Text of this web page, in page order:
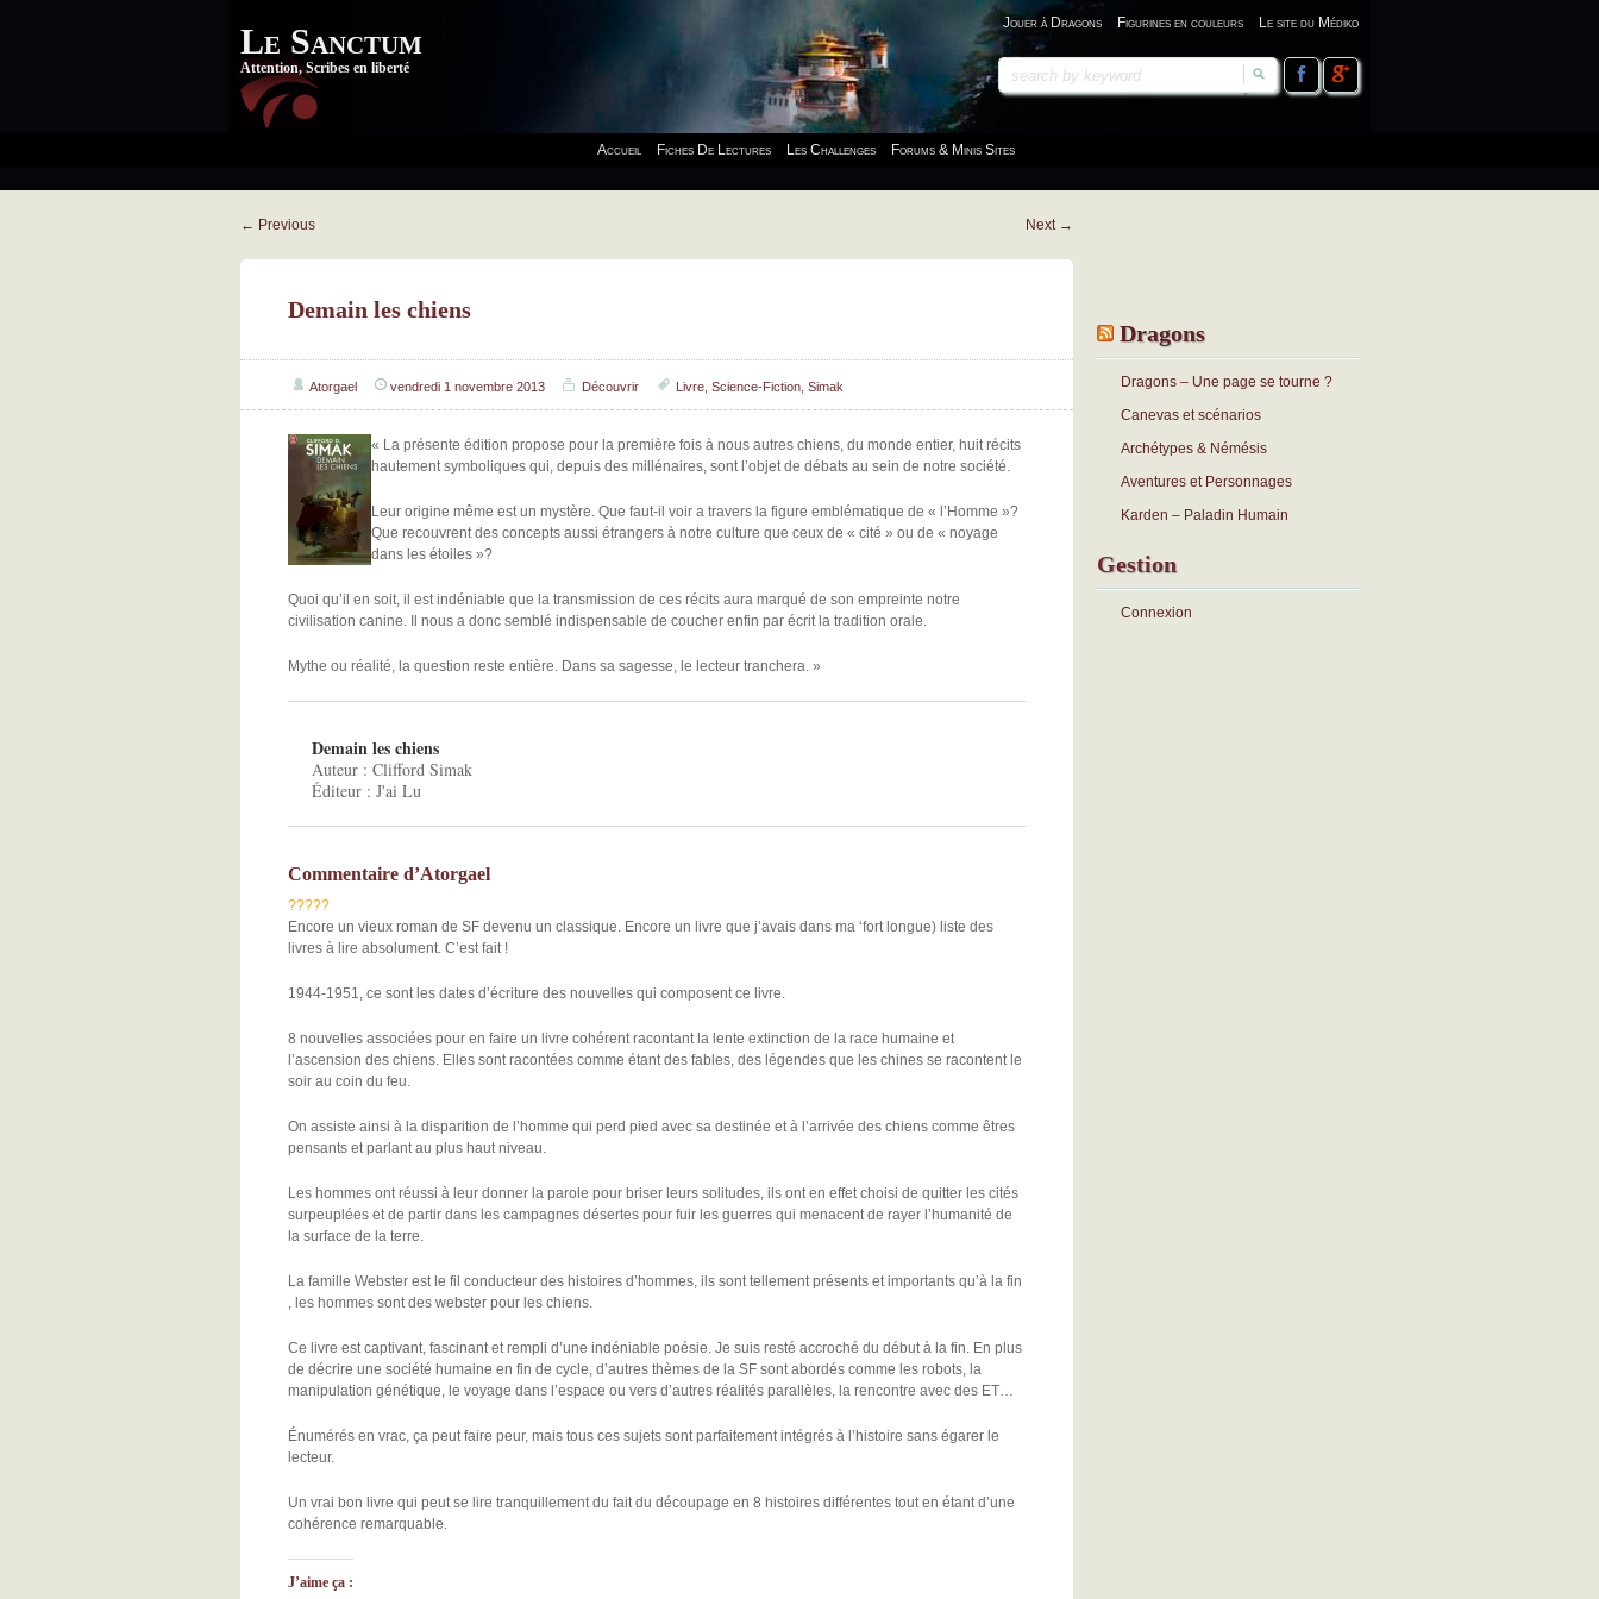
Le Sanctum
Attention, Scribes en liberté
Jouer à Dragons Figurines en couleurs Le site du Médiko
Accueil Fiches De Lectures Les Challenges Forums & Minis Sites
← Previous Next →
Demain les chiens
Atorgael vendredi 1 novembre 2013 Découvrir Livre Science-Fiction Simak
« La présente édition propose pour la première fois à nous autres chiens, du monde entier, huit récits
hautement symboliques qui, depuis des millénaires, sont l’objet de débats au sein de notre société.
Leur origine même est un mystère. Que faut-il voir a travers la figure emblématique de « l’Homme »?
Que recouvrent des concepts aussi étrangers à notre culture que ceux de « cité » ou de « noyage
dans les étoiles »?
Quoi qu’il en soit, il est indéniable que la transmission de ces récits aura marqué de son empreinte notre
civilisation canine. Il nous a donc semblé indispensable de coucher enfin par écrit la tradition orale.
Mythe ou réalité, la question reste entière. Dans sa sagesse, le lecteur tranchera. »
Demain les chiens
Auteur : Clifford Simak
Éditeur : J'ai Lu
Commentaire d’Atorgael
?????
Encore un vieux roman de SF devenu un classique. Encore un livre que j’avais dans ma ‘fort longue) liste des
livres à lire absolument. C’est fait !
1944-1951, ce sont les dates d’écriture des nouvelles qui composent ce livre.
8 nouvelles associées pour en faire un livre cohérent racontant la lente extinction de la race humaine et
l’ascension des chiens. Elles sont racontées comme étant des fables, des légendes que les chines se racontent le
soir au coin du feu.
On assiste ainsi à la disparition de l’homme qui perd pied avec sa destinée et à l’arrivée des chiens comme êtres
pensants et parlant au plus haut niveau.
Les hommes ont réussi à leur donner la parole pour briser leurs solitudes, ils ont en effet choisi de quitter les cités
surpeuplées et de partir dans les campagnes désertes pour fuir les guerres qui menacent de rayer l’humanité de
la surface de la terre.
La famille Webster est le fil conducteur des histoires d’hommes, ils sont tellement présents et importants qu’à la fin
, les hommes sont des webster pour les chiens.
Ce livre est captivant, fascinant et rempli d’une indéniable poésie. Je suis resté accroché du début à la fin. En plus
de décrire une société humaine en fin de cycle, d’autres thèmes de la SF sont abordés comme les robots, la
manipulation génétique, le voyage dans l’espace ou vers d’autres réalités parallèles, la rencontre avec des ET…
Énumérés en vrac, ça peut faire peur, mais tous ces sujets sont parfaitement intégrés à l’histoire sans égarer le
lecteur.
Un vrai bon livre qui peut se lire tranquillement du fait du découpage en 8 histoires différentes tout en étant d’une
cohérence remarquable.
J’aime ça :
Dragons
Dragons – Une page se tourne ?
Canevas et scénarios
Archétypes & Némésis
Aventures et Personnages
Karden – Paladin Humain
Gestion
Connexion